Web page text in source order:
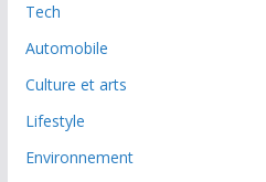
Tech
Automobile
Culture et arts
Lifestyle
Environnement